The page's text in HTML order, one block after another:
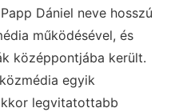
Dániel neve hosszú
működésével, és
középpontjába került.
egyik
legvitatottabb